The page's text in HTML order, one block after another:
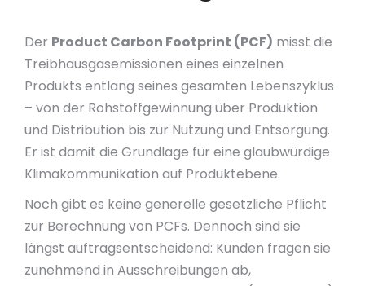
Der Product Carbon Footprint (PCF) misst die
Treibhausgasemissionen eines einzelnen
Produkts entlang seines gesamten Lebenszyklus
– von der Rohstoffgewinnung über Produktion
und Distribution bis zur Nutzung und Entsorgung.
Er ist damit die Grundlage für eine glaubwürdige
Klimakommunikation auf Produktebene.
Noch gibt es keine generelle gesetzliche Pflicht
zur Berechnung von PCFs. Dennoch sind sie
längst auftragsentscheidend: Kunden fragen sie
zunehmend in Ausschreibungen ab,